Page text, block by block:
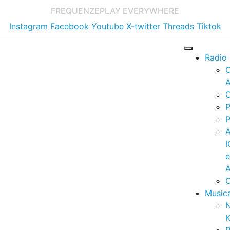
FREQUENZEPLAY EVERYWHERE
Instagram Facebook Youtube X-twitter Threads Tiktok
Radio
e